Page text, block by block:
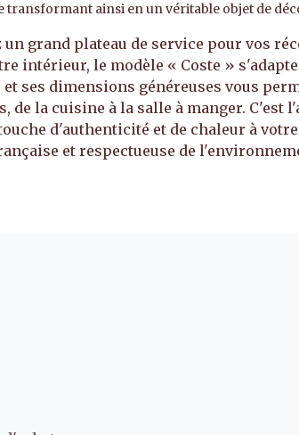
transformant ainsi en un véritable objet de
un grand plateau de service pour vos
intérieur, le modèle « Coste » s'adapte
ses dimensions généreuses vous
de la cuisine à la salle à manger. C'est
d'authenticité et de chaleur à
et respectueuse de